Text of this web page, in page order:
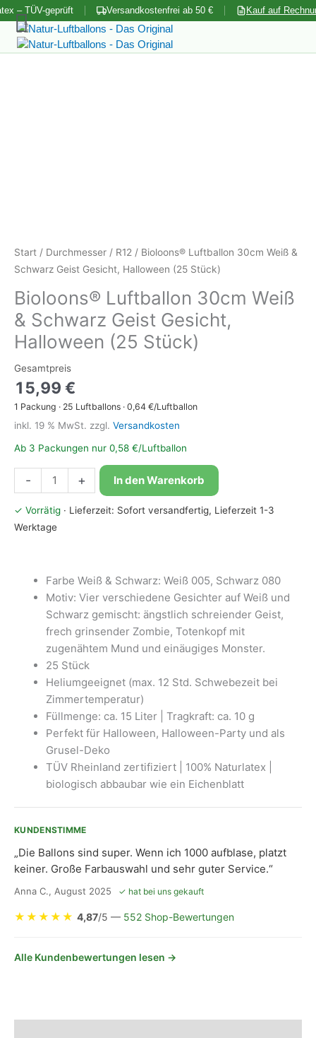
Zum
Inhalt
springen
– TÜV-geprüft Versandkostenfrei ab 50 € Kauf auf
Start / Durchmesser / R12 / Bioloons® Luftballon 30cm Weiß &
Schwarz Geist Gesicht, Halloween (25 Stück)
Bioloons® Luftballon 30cm Weiß
& Schwarz Geist Gesicht,
Halloween (25 Stück)
Gesamtpreis
15,99 €
1 Packung · 25 Luftballons · 0,64 €/Luftballon
inkl. 19 % MwSt. zzgl. Versandkosten
Ab 3 Packungen nur 0,58 €/Luftballon
-
Bioloons®
Luftballon
30cm
Weiß
Geist
Gesicht,
Halloween
Menge
+ In den Warenkorb
✓ Vorrätig · Lieferzeit: Sofort versandfertig, Lieferzeit 1-3
Werktage
Farbe Weiß & Schwarz: Weiß 005, Schwarz 080
Motiv: Vier verschiedene Gesichter auf Weiß und
Schwarz gemischt: ängstlich schreiender Geist,
frech grinsender Zombie, Totenkopf mit
zugenähtem Mund und einäugiges Monster.
25 Stück
Heliumgeeignet (max. 12 Std. Schwebezeit bei
Zimmertemperatur)
Füllmenge: ca. 15 Liter | Tragkraft: ca. 10 g
Perfekt für Halloween, Halloween-Party und als
Grusel-Deko
TÜV Rheinland zertifiziert | 100% Naturlatex |
biologisch abbaubar wie ein Eichenblatt
KUNDENSTIMME
„Die Ballons sind super. Wenn ich 1000 aufblase, platzt
keiner. Große Farbauswahl und sehr guter Service.“
Anna C., August 2025 ✓ hat bei uns gekauft
★ ★ ★ ★ ★ 4,87/5 — 552 Shop-Bewertungen
Alle Kundenbewertungen lesen →